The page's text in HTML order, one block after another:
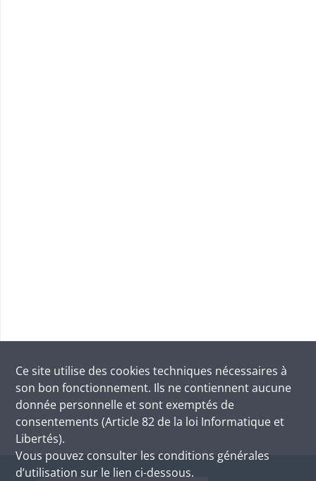
Ce site utilise des cookies techniques nécessaires à
son bon fonctionnement. Ils ne contiennent aucune
donnée personnelle et sont exemptés de
consentements (Article 82 de la loi Informatique et
Libertés).
Vous pouvez consulter les conditions générales
d’utilisation sur le lien ci-dessous.